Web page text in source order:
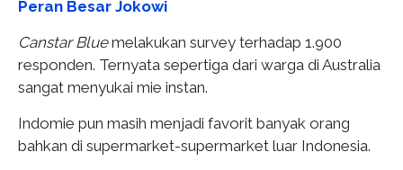
Peran Besar Jokowi
Canstar Bluemelakukan survey terhadap 1.900
responden. Ternyata sepertiga dari warga di Australia
sangat menyukai mie instan.
Indomie pun masih menjadi favorit banyak orang
bahkan di supermarket-supermarket luar Indonesia.